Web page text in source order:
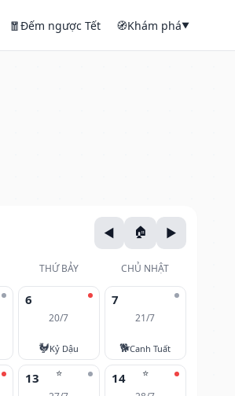
🧧Đếm ngược Tết 🧭Khám phá▼
THỨ BẢY
CHỦ NHẬT
6
20/7
🐓Kỷ Dậu
7
21/7
🐕Canh Tuất
⭐
13 ⭐
14